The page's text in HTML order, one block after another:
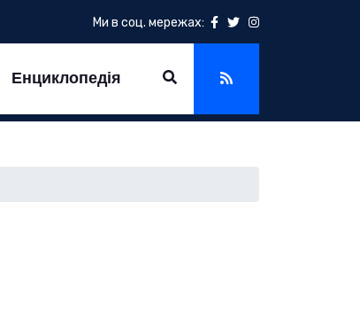
Ми в соц. мережах:
Енциклопедія